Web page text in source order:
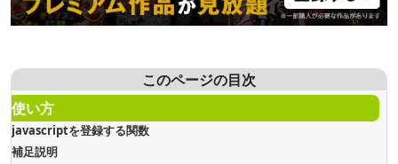
このページの目次
使い方
javascriptを登録する関数
補足説明